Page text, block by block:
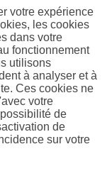
votre expérience
les cookies
dans votre
fonctionnement
utilisons
à analyser et à
Ces cookies ne
votre
de
de
sur votre